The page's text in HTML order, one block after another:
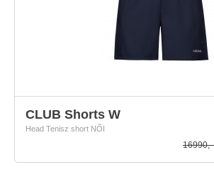
CLUB Shorts W
Head Tenisz short NŐI
16990,-